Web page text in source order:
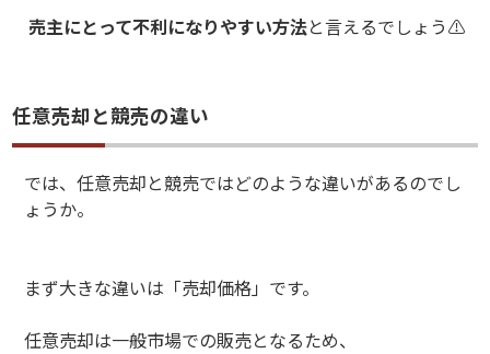
売主にとって不利になりやすい方法と言えるでしょう⚠️
任意売却と競売の違い
では、任意売却と競売ではどのような違いがあるのでし
ょうか。
まず大きな違いは「売却価格」です。
任意売却は一般市場での販売となるため、